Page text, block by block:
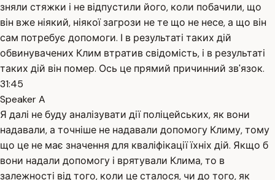
зняли стяжки і не відпустили його, коли побачили, що
він вже ніякий, ніякої загрози не те що не несе, а що він
сам потребує допомоги. І в результаті таких дій
обвинувачених Клим втратив свідомість, і в результаті
таких дій він помер. Ось це прямий причинний зв'язок.
31:45
Speaker A
Я далі не буду аналізувати дії поліцейських, як вони
надавали, а точніше не надавали допомогу Климу, тому
що це не має значення для кваліфікації їхніх дій. Якщо б
вони надали допомогу і врятували Клима, то в
залежності від того, коли це сталося, чи до того, як